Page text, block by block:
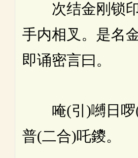
次结金刚锁印
手内相叉。是名
即诵密言曰。
唵(引)嚩日啰(
普(二合)吒鑁。